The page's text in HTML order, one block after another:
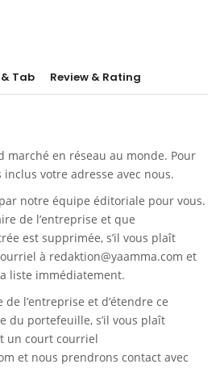
Tab Review & Rating
marché en réseau au monde. Pour
votre adresse avec nous.
notre équipe éditoriale pour vous.
de l’entreprise et que
est supprimée, s’il vous plaît
à redaktion@yaamma.com et
liste immédiatement.
l’entreprise et d’étendre ce
du portefeuille, s’il vous plaît
un court courriel
et nous prendrons contact avec